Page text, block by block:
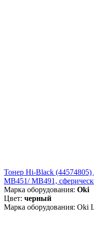
Тонер Hi-Black
MB451/ MB491,
Марка оборудования: Oki
Цвет: черный
Марка оборудования: Oki